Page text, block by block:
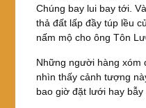
Chúng bay lui bay tới.
thả đất lấp đầy túp lều
nấm mộ cho ông Tôn
Những người hàng xóm
nhìn thấy cảnh tượng
bao giờ đặt lưới hay bẫy